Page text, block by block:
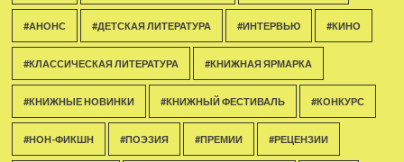
#АНОНС #ДЕТСКАЯ ЛИТЕРАТУРА #ИНТЕРВЬЮ #КИНО
#КЛАССИЧЕСКАЯ ЛИТЕРАТУРА #КНИЖНАЯ ЯРМАРКА
#КНИЖНЫЕ НОВИНКИ #КНИЖНЫЙ ФЕСТИВАЛЬ #КОНКУРС
#НОН-ФИКШН #ПОЭЗИЯ #ПРЕМИИ #РЕЦЕНЗИИ